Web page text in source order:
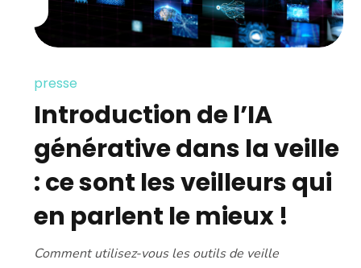
presse
Introduction de l’IA
générative dans la veille
: ce sont les veilleurs qui
en parlent le mieux !
Comment utilisez-vous les outils de veille